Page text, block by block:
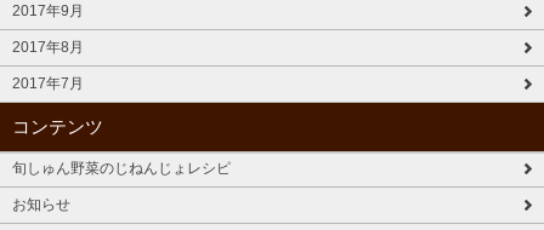
2017年9月
2017年8月
2017年7月
コンテンツ
旬しゅん野菜のじねんじょレシピ
お知らせ